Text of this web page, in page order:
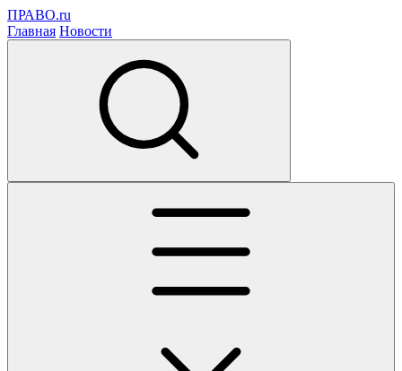
ПРАВО.ru
Главная Новости